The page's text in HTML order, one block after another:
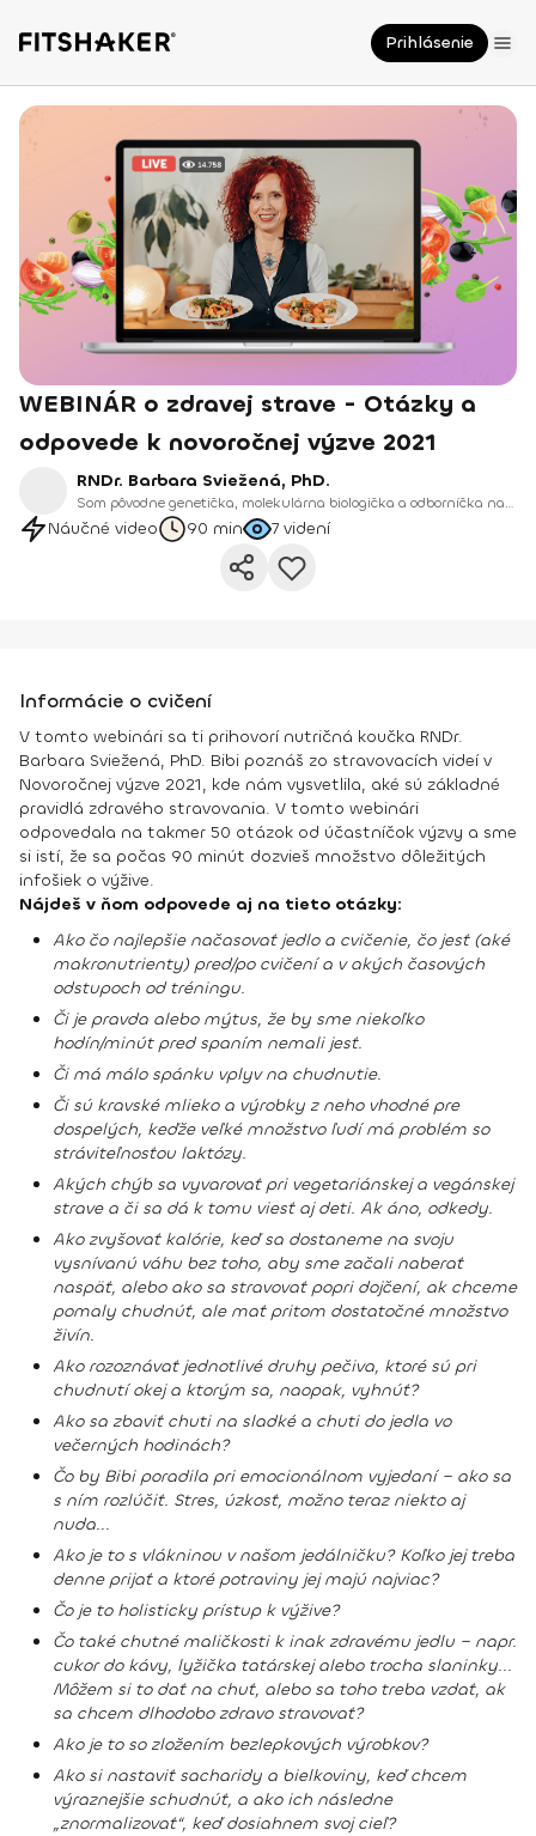
Prihlásenie
WEBINÁR o zdravej strave - Otázky a
odpovede k novoročnej výzve 2021
RNDr. Barbara Sviežená, PhD.
Som pôvodne genetička, molekulárna biologička a odborníčka na DNA a RNA. Po rokoch výskumu som sa rozhodla svoj odbor rozšíriť a pretaviť do praxe, ktorá pomáha ľuďom meniť ich životy.
Náučné video 90 min 7 videní
Informácie o cvičení
V tomto webinári sa ti prihovorí nutričná koučka RNDr.
Barbara Sviežená, PhD. Bibi poznáš zo stravovacích videí v
Novoročnej výzve 2021, kde nám vysvetlila, aké sú základné
pravidlá zdravého stravovania. V tomto webinári
odpovedala na takmer 50 otázok od účastníčok výzvy a sme
si istí, že sa počas 90 minút dozvieš množstvo dôležitých
infošiek o výžive.
Nájdeš v ňom odpovede aj na tieto otázky:
Ako čo najlepšie načasovať jedlo a cvičenie, čo jesť (aké
makronutrienty) pred/po cvičení a v akých časových
odstupoch od tréningu.
Či je pravda alebo mýtus, že by sme niekoľko
hodín/minút pred spaním nemali jesť.
Či má málo spánku vplyv na chudnutie.
Či sú kravské mlieko a výrobky z neho vhodné pre
dospelých, keďže veľké množstvo ľudí má problém so
stráviteľnosťou laktózy.
Akých chýb sa vyvarovať pri vegetariánskej a vegánskej
strave a či sa dá k tomu viesť aj deti. Ak áno, odkedy.
Ako zvyšovať kalórie, keď sa dostaneme na svoju
vysnívanú váhu bez toho, aby sme začali naberať
naspäť, alebo ako sa stravovať popri dojčení, ak chceme
pomaly chudnúť, ale mať pritom dostatočné množstvo
živín.
Ako rozoznávať jednotlivé druhy pečiva, ktoré sú pri
chudnutí okej a ktorým sa, naopak, vyhnúť?
Ako sa zbaviť chuti na sladké a chuti do jedla vo
večerných hodinách?
Čo by Bibi poradila pri emocionálnom vyjedaní − ako sa
s ním rozlúčiť. Stres, úzkosť, možno teraz niekto aj
nuda...
Ako je to s vlákninou v našom jedálničku? Koľko jej treba
denne prijať a ktoré potraviny jej majú najviac?
Čo je to holisticky prístup k výžive?
Čo také chutné maličkosti k inak zdravému jedlu − napr.
cukor do kávy, lyžička tatárskej alebo trocha slaninky...
Môžem si to dať na chuť, alebo sa toho treba vzdať, ak
sa chcem dlhodobo zdravo stravovať?
Ako je to so zložením bezlepkových výrobkov?
Ako si nastaviť sacharidy a bielkoviny, keď chcem
výraznejšie schudnúť, a ako ich následne
„znormalizovať“, keď dosiahnem svoj cieľ?